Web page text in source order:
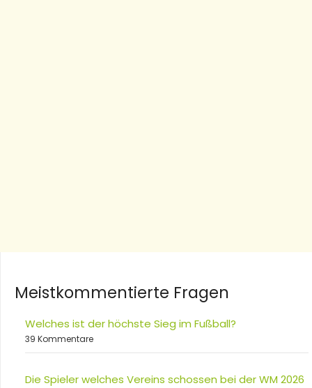
Meistkommentierte Fragen
Welches ist der höchste Sieg im Fußball?
39 Kommentare
Die Spieler welches Vereins schossen bei der WM 2026